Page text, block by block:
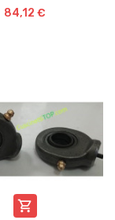
84,12 €
